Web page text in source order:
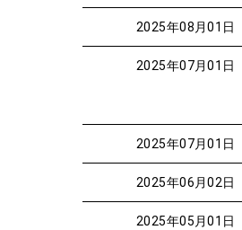
2025年08月01日
2025年07月01日
2025年07月01日
2025年06月02日
2025年05月01日